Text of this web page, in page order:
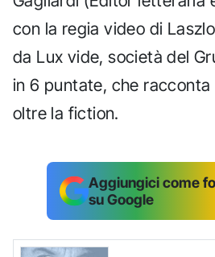
con la regia video di
da Lux vide, società del
in 6 puntate, che
oltre la fiction.
Aggiungici come
su Google